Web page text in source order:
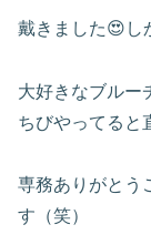
戴きました😍し
大好きなブルー
ちびやってると
専務ありがとう
す（笑）